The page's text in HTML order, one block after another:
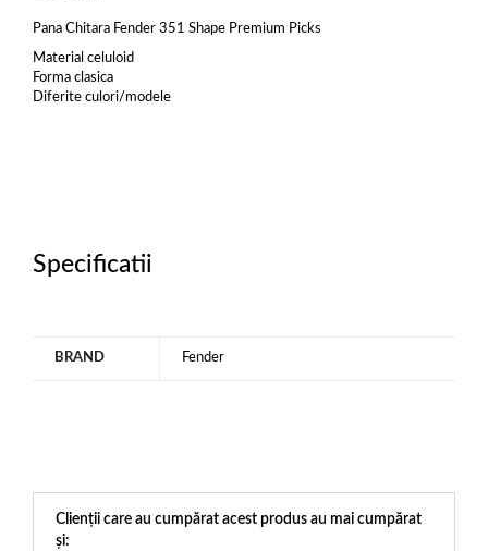
Pana Chitara Fender 351 Shape Premium Picks
Material celuloid
Forma clasica
Diferite culori/modele
Specificatii
BRAND Fender
Clienții care au cumpărat acest produs au mai cumpărat
și: